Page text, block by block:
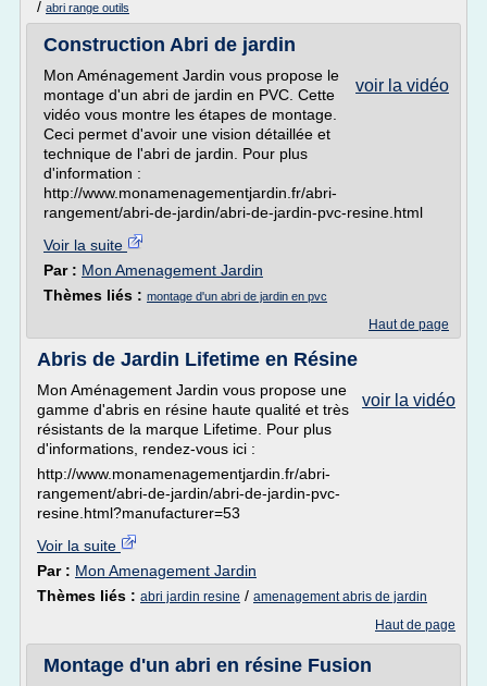
/ abri range outils
Construction Abri de jardin
voir la vidéo
Mon Aménagement Jardin vous propose le
montage d'un abri de jardin en PVC. Cette
vidéo vous montre les étapes de montage.
Ceci permet d'avoir une vision détaillée et
technique de l'abri de jardin. Pour plus
d'information :
http://www.monamenagementjardin.fr/abri-
rangement/abri-de-jardin/abri-de-jardin-pvc-resine.html
Voir la suite
Par : Mon Amenagement Jardin
Thèmes liés : montage d'un abri de jardin en pvc
Haut de page
Abris de Jardin Lifetime en Résine
voir la vidéo
Mon Aménagement Jardin vous propose une
gamme d'abris en résine haute qualité et très
résistants de la marque Lifetime. Pour plus
d'informations, rendez-vous ici :
http://www.monamenagementjardin.fr/abri-
rangement/abri-de-jardin/abri-de-jardin-pvc-
resine.html?manufacturer=53
Voir la suite
Par : Mon Amenagement Jardin
Thèmes liés : abri jardin resine / amenagement abris de jardin
Haut de page
Montage d'un abri en résine Fusion